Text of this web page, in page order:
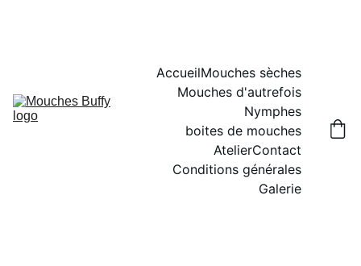
AccueilMouches sèches
Mouches d'autrefois
Nymphes
boites de mouches
AtelierContact
Conditions générales
Galerie